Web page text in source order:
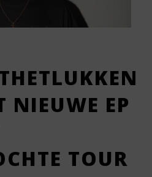
NIEUWE EP
TOUR